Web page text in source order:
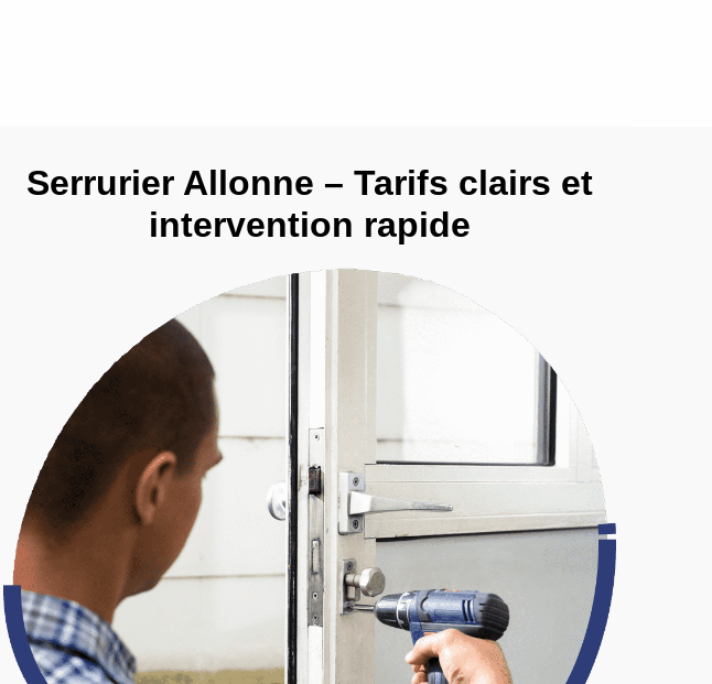
Serrurier Allonne – Tarifs clairs et
intervention rapide